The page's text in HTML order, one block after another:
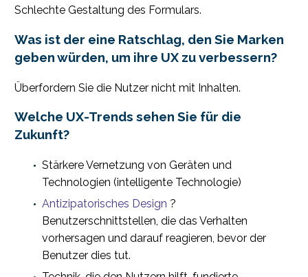
Schlechte Gestaltung des Formulars.
Was ist der eine Ratschlag, den Sie Marken
geben würden, um ihre UX zu verbessern?
Überfordern Sie die Nutzer nicht mit Inhalten.
Welche UX-Trends sehen Sie für die
Zukunft?
Stärkere Vernetzung von Geräten und
Technologien (intelligente Technologie)
Antizipatorisches Design ?
Benutzerschnittstellen, die das Verhalten
vorhersagen und darauf reagieren, bevor der
Benutzer dies tut.